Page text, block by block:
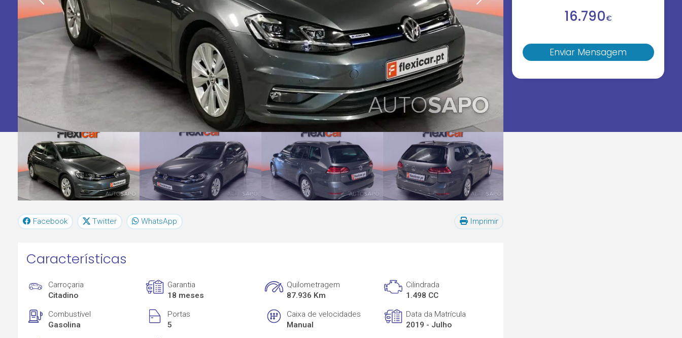
16.790€
Enviar Mensagem
Facebook Twitter WhatsApp Imprimir
Características
Carroçaria
Citadino
Garantia
18 meses
Quilometragem
87.936 Km
Cilindrada
1.498 CC
Combustível
Gasolina
Portas
5
Caixa de velocidades
Manual
Data da Matrícula
2019 - Julho